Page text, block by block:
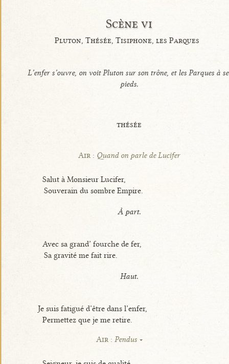
Scène vi
Pluton, Thésée, Tisiphone, les Parques
L’enfer s’ouvre, on voit Pluton sur son trône, et les Parques à
pieds.
thésée
Air : Quand on parle de Lucifer
Salut à Monsieur Lucifer,
Souverain du sombre Empire.
À part.
Avec sa grand’ fourche de fer,
Sa gravité me fait rire.
Haut.
Je suis fatigué d’être dans l’enfer,
Permettez que je me retire.
Air :Pendus